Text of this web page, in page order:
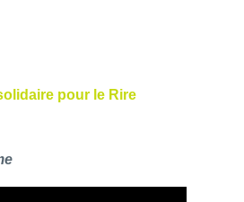
pour le Rire